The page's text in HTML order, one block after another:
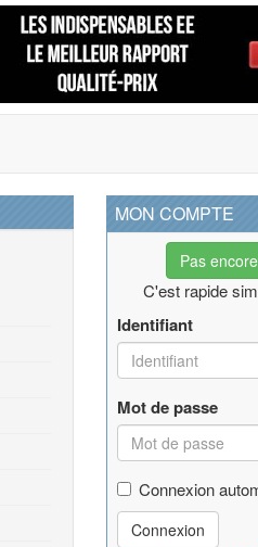
MON COMPTE
Pas
C'est rapide
Identifiant
Mot de passe
Connexion
Connexion